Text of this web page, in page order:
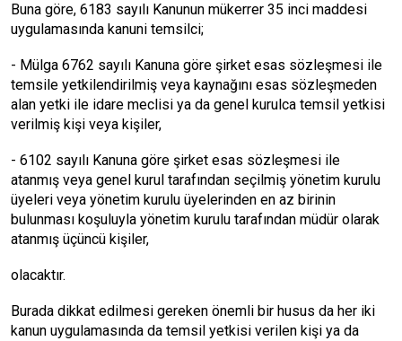
Buna göre, 6183 sayılı Kanunun mükerrer 35 inci maddesi
uygulamasında kanuni temsilci;
- Mülga 6762 sayılı Kanuna göre şirket esas sözleşmesi ile
temsile yetkilendirilmiş veya kaynağını esas sözleşmeden
alan yetki ile idare meclisi ya da genel kurulca temsil yetkisi
verilmiş kişi veya kişiler,
- 6102 sayılı Kanuna göre şirket esas sözleşmesi ile
atanmış veya genel kurul tarafından seçilmiş yönetim kurulu
üyeleri veya yönetim kurulu üyelerinden en az birinin
bulunması koşuluyla yönetim kurulu tarafından müdür olarak
atanmış üçüncü kişiler,
olacaktır.
Burada dikkat edilmesi gereken önemli bir husus da her iki
kanun uygulamasında da temsil yetkisi verilen kişi ya da